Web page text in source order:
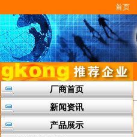
首页
厂商首页
新闻资讯
产品展示